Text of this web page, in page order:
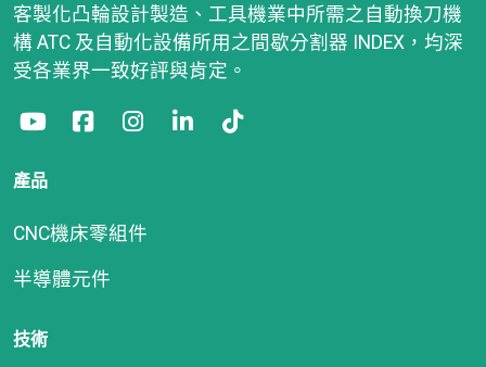
客製化凸輪設計製造、工具機業中所需之自動換刀機
構 ATC 及自動化設備所用之間歇分割器 INDEX，均深
受各業界一致好評與肯定。
產品
CNC機床零組件
半導體元件
技術